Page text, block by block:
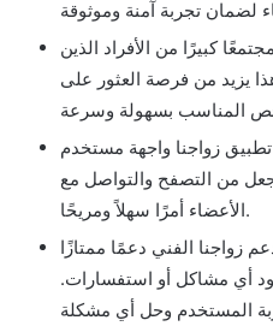
كبيرًا من الأفراد الذين
يزيد من فرصة العثور على
تطبيق زواجنا واجهة مستخدم
من التصفح والتواصل مع
الأعضاء أمرًا سهلاً ومريحًا.
زواجنا الفني دعمًا ممتازًا
أي مشاكل أو استفسارات.
المستخدم وحل أي مشكلة